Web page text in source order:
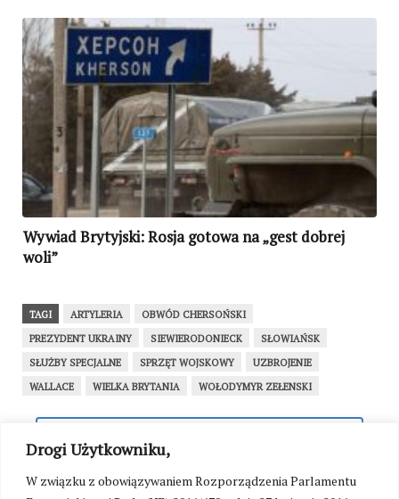
Drogi Użytkowniku,
W związku z obowiązywaniem Rozporządzenia Parlamentu
Wywiad Brytyjski: Rosja gotowa na „gest dobrej
woli”
TAGI ARTYLERIA
OBWÓD CHERSOŃSKI
PREZYDENT UKRAINY
SIEWIERODONIECK
SŁOWIAŃSK
SŁUŻBY SPECJALNE
SPRZĘT WOJSKOWY
UZBROJENIE
WALLACE
WIELKA BRYTANIA WOŁODYMYR ZEŁENSKI
WRÓĆ NA STRONĘ GŁÓWNĄ